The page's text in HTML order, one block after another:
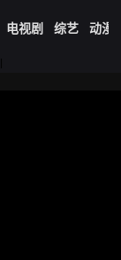
电视剧 综艺 动漫